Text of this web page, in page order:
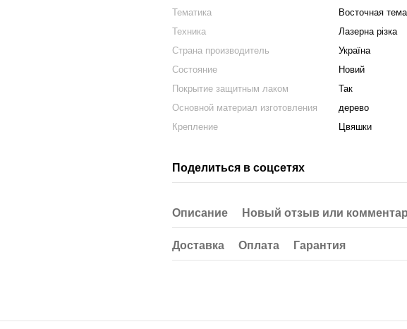
Тематика
Восточная
Техника
Лазерна різка
Страна производитель
Україна
Состояние
Новий
Покрытие защитным лаком
Так
Основной материал изготовления
дерево
Крепление
Цвяшки
Поделиться в соцсетях
Описание Новый отзыв или
Доставка Оплата Гарантия